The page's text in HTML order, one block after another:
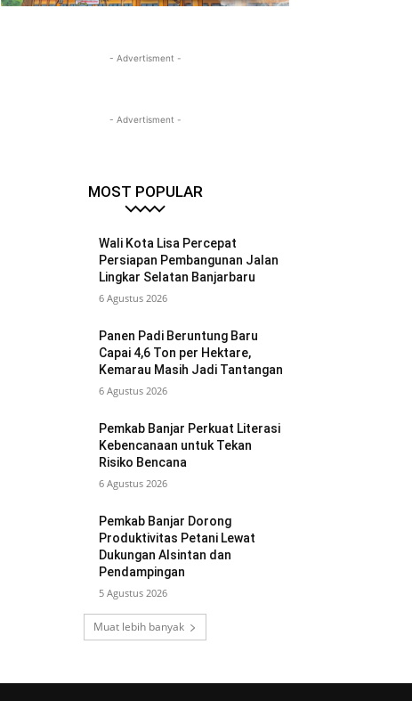
- Advertisment -
- Advertisment -
MOST POPULAR
Wali Kota Lisa Percepat
Persiapan Pembangunan Jalan
Lingkar Selatan Banjarbaru
6 Agustus 2026
Panen Padi Beruntung Baru
Capai 4,6 Ton per Hektare,
Kemarau Masih Jadi Tantangan
6 Agustus 2026
Pemkab Banjar Perkuat Literasi
Kebencanaan untuk Tekan
Risiko Bencana
6 Agustus 2026
Pemkab Banjar Dorong
Produktivitas Petani Lewat
Dukungan Alsintan dan
Pendampingan
5 Agustus 2026
Muat lebih banyak